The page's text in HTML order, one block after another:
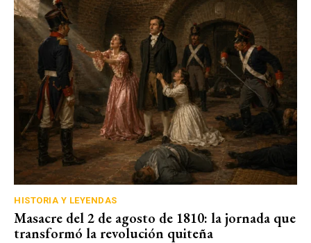
HISTORIA Y LEYENDAS
Masacre del 2 de agosto de 1810: la jornada que
transformó la revolución quiteña